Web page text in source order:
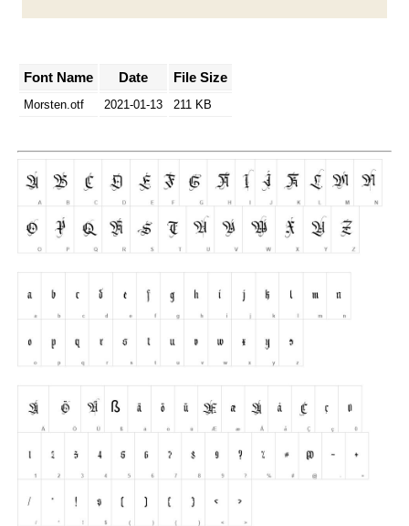
Font Name Date File Size
Morsten.otf 2021-01-13 211 KB